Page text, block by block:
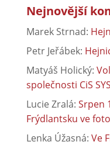
Nejnovější
Marek Strnad:
Petr Jeřábek:
Matyáš Holický:
společnosti CiS
Lucie Zralá: Srpen
Frýdlantsku ve
Lenka Úžasná: Ve